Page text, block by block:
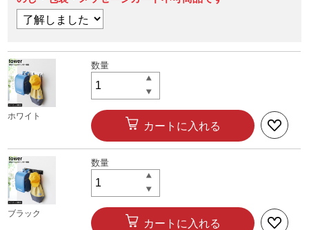
ホワイト
カートに入れる
ブラック
カートに入れる